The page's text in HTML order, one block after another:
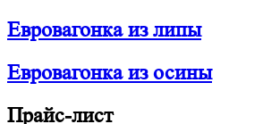
Евровагонка из липы
Евровагонка из осины
Прайс-лист